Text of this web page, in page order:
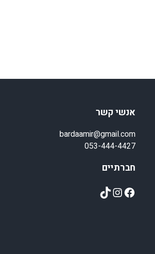
אנשי קשר
bardaamir@gmail.com
053-444-4427
חברתיים
Facebook
Instagram
TikTok